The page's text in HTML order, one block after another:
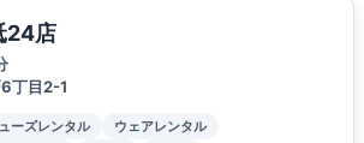
24店
丁目2-1
ーズレンタル
ウェアレンタル